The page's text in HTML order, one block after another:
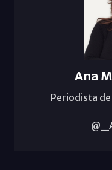
Ana
Periodista